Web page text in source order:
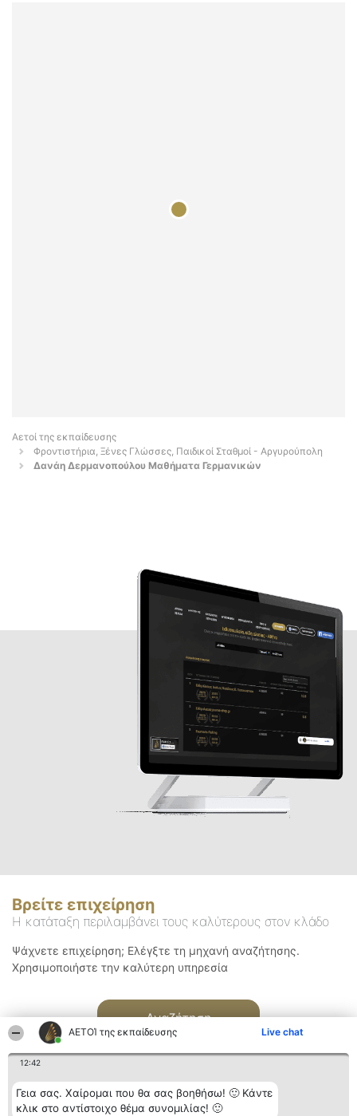
ΑΕΤΟΊ της εκπαίδευσης Live chat
12:42
Γεια σας. Χαίρομαι που θα σας βοηθήσω! 🙂 Κάντε
κλικ στο αντίστοιχο θέμα συνομιλίας! 🙂
Αετοί της εκπαίδευσης
Φροντιστήρια, Ξένες Γλώσσες, Παιδικοί Σταθμοί - Αργυρούπολη
Δανάη Δερμανοπούλου Μαθήματα Γερμανικών
Βρείτε επιχείρηση
Η κατάταξη περιλαμβάνει τους καλύτερους στον κλάδο
Ψάχνετε επιχείρηση; Ελέγξτε τη μηχανή αναζήτησης.
Χρησιμοποιήστε την καλύτερη υπηρεσία
Αναζήτηση